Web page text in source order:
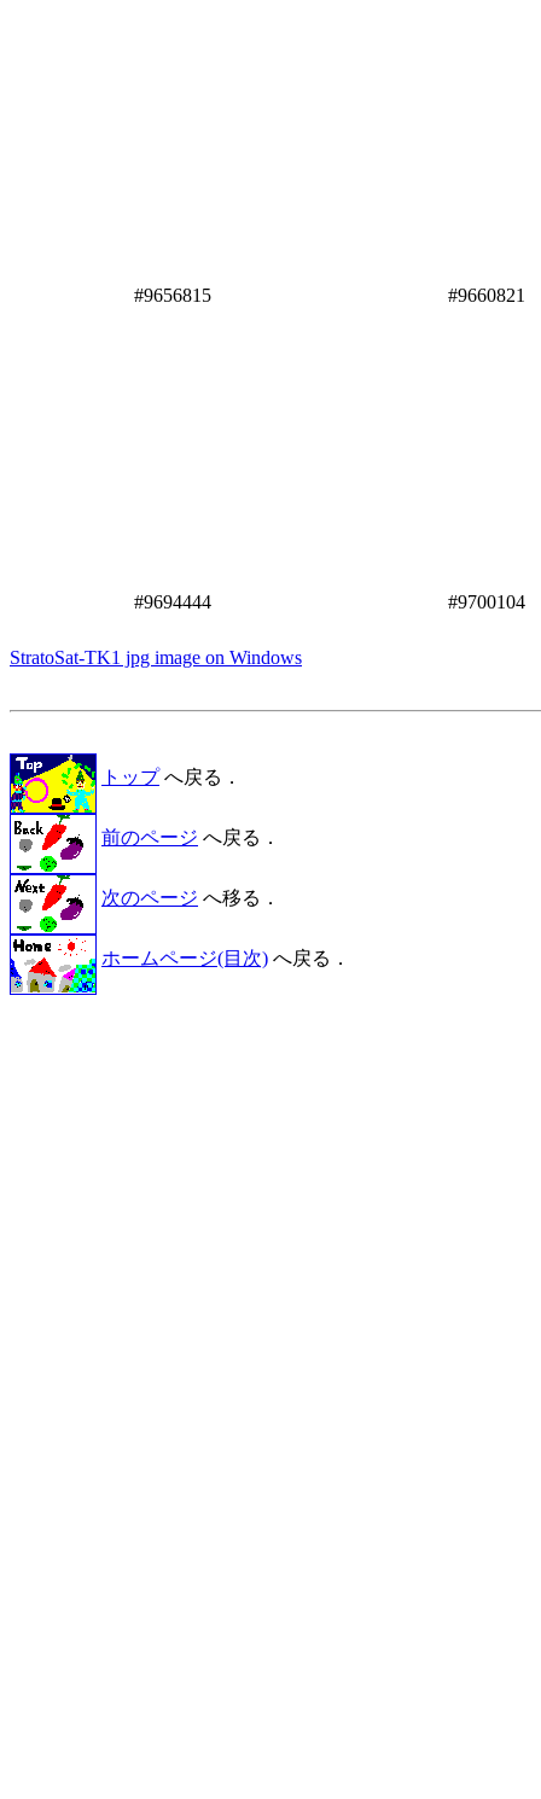
#9656815 #9660821
#9694444 #9700104
StratoSat-TK1 jpg image on Windows
トップへ戻る．
前のページ へ戻る．
次のページ へ移る．
ホームページ(目次) へ戻る．